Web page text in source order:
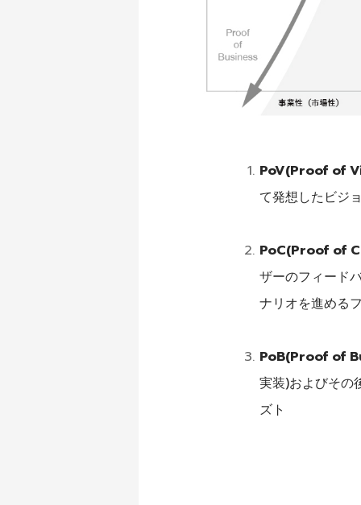
PoV(Proof of
て発想したビジ
PoC(Proof of
ザーのフィード
ナリオを進める
PoB(Proof of
実装)およびその
ズ ト